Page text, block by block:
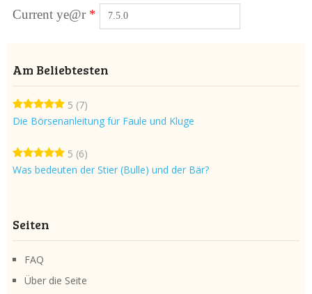
Current ye@r *
Am Beliebtesten
5 (7)
Die Börsenanleitung für Faule und Kluge
5 (6)
Was bedeuten der Stier (Bulle) und der Bär?
Seiten
FAQ
Über die Seite